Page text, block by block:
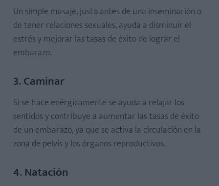
Un simple masaje, justo antes de una inseminación o
de tener relaciones sexuales, ayuda a disminuir el
estrés y mejorar las tasas de éxito de lograr el
embarazo.
3. Caminar
Si se hace enérgicamente se ayuda a relajar los
sentidos y contribuye a aumentar las tasas de éxito
de un embarazo, ya que se activa la circulación en la
zona de pelvis y los órganos reproductivos.
4. Natación